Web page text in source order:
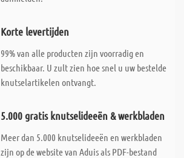
Korte levertijden
99% van alle producten zijn voorradig en
beschikbaar. U zult zien hoe snel u uw bestelde
knutselartikelen ontvangt.
5.000 gratis knutselideeën & werkbladen
Meer dan 5.000 knutselideeën en werkbladen
zijn op de website van Aduis als PDF-bestand